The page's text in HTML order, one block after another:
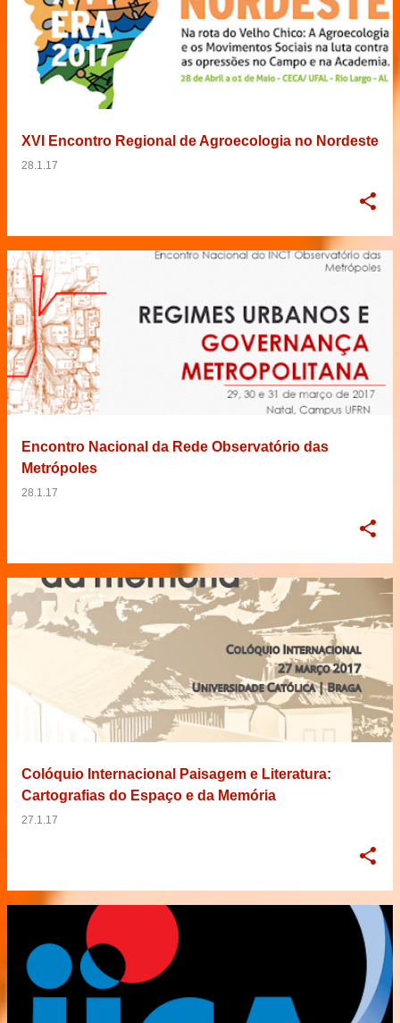
XVI Encontro Regional de Agroecologia no Nordeste
28.1.17
Encontro Nacional da Rede Observatório das
Metrópoles
28.1.17
Colóquio Internacional Paisagem e Literatura:
Cartografias do Espaço e da Memória
27.1.17